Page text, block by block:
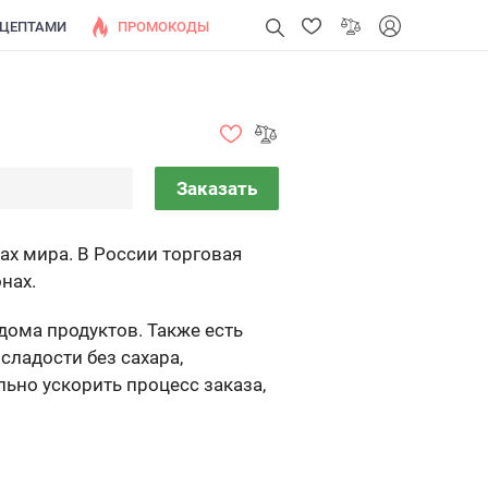
ПРОМОКОДЫ
Заказать
мира. В России торговая
продуктов. Также есть
без сахара,
ускорить процесс заказа,